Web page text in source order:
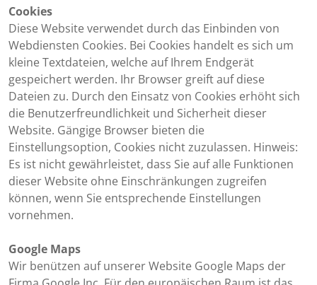
Cookies
Diese Website verwendet durch das Einbinden von
Webdiensten Cookies. Bei Cookies handelt es sich um
kleine Textdateien, welche auf Ihrem Endgerät
gespeichert werden. Ihr Browser greift auf diese
Dateien zu. Durch den Einsatz von Cookies erhöht sich
die Benutzerfreundlichkeit und Sicherheit dieser
Website. Gängige Browser bieten die
Einstellungsoption, Cookies nicht zuzulassen. Hinweis:
Es ist nicht gewährleistet, dass Sie auf alle Funktionen
dieser Website ohne Einschränkungen zugreifen
können, wenn Sie entsprechende Einstellungen
vornehmen.
Google Maps
Wir benützen auf unserer Website Google Maps der